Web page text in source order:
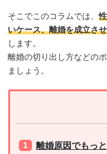
そこでこのコラムでは、
いケース、離婚を成立さ
します。
離婚の切り出し方などの
ましょう。
離婚原因でもっ